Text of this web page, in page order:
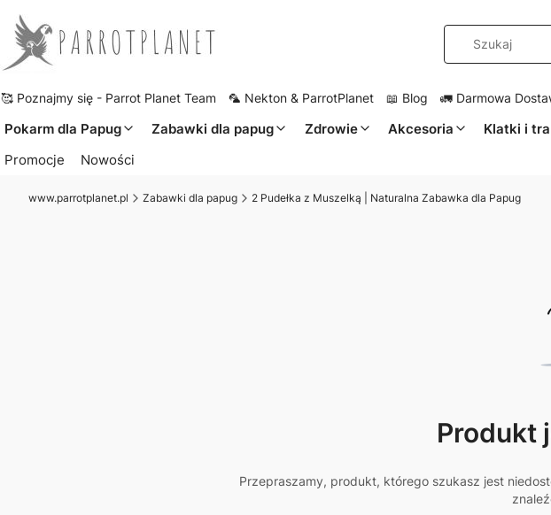
🥰 Poznajmy się - Parrot Planet Team 🦜 Nekton & ParrotPlanet 📖 Blog 🚛 Darmowa
Pokarm dla Papug Zabawki dla papug Zdrowie Akcesoria Klatki i
Promocje
Nowości
www.parrotplanet.pl Zabawki dla papug 2 Pudełka z Muszelką | Naturalna Zabawka dla Papug
Produkt
Przepraszamy, produkt, którego szukasz jest